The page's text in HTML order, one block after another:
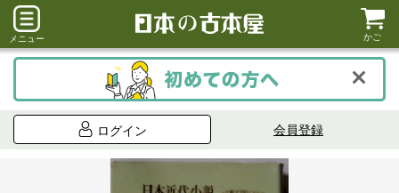
メニュー かご
ログイン 会員登録